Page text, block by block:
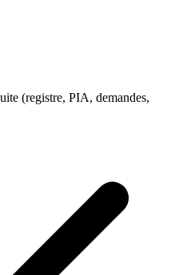
(registre, PIA, demandes,